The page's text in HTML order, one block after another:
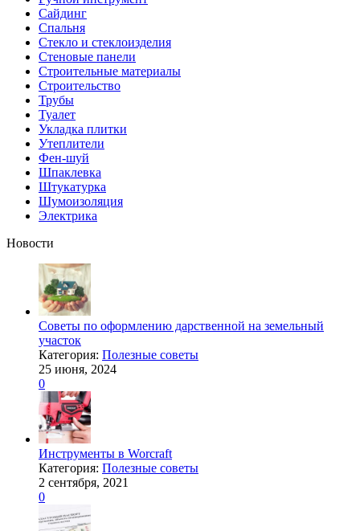
Сайдинг
Спальня
Стекло и стеклоизделия
Стеновые панели
Строительные материалы
Строительство
Трубы
Туалет
Укладка плитки
Утеплители
Фен-шуй
Шпаклевка
Штукатурка
Шумоизоляция
Электрика
Новости
Советы по оформлению дарственной на земельный
участок
Категория: Полезные советы
25 июня, 2024
0
Инструменты в Worcraft
Категория: Полезные советы
2 сентября, 2021
0